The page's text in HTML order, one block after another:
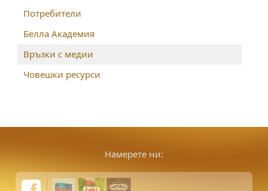
Потребители
Белла Академия
Връзки с медии
Човешки ресурси
Намерете ни: